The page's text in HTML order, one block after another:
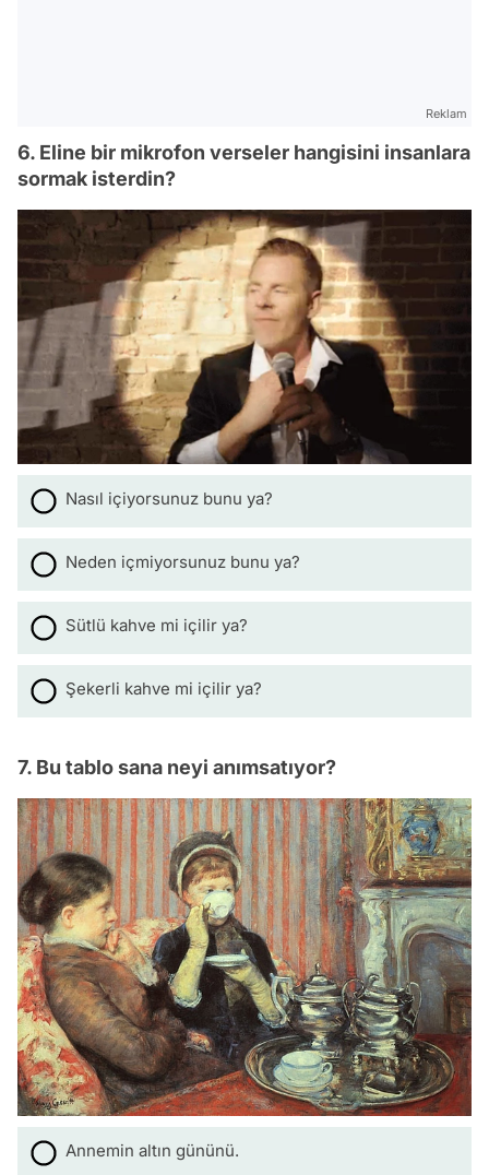
Reklam
6. Eline bir mikrofon verseler hangisini insanlara
sormak isterdin?
Nasıl içiyorsunuz bunu ya?
Neden içmiyorsunuz bunu ya?
Sütlü kahve mi içilir ya?
Şekerli kahve mi içilir ya?
7. Bu tablo sana neyi anımsatıyor?
Annemin altın gününü.